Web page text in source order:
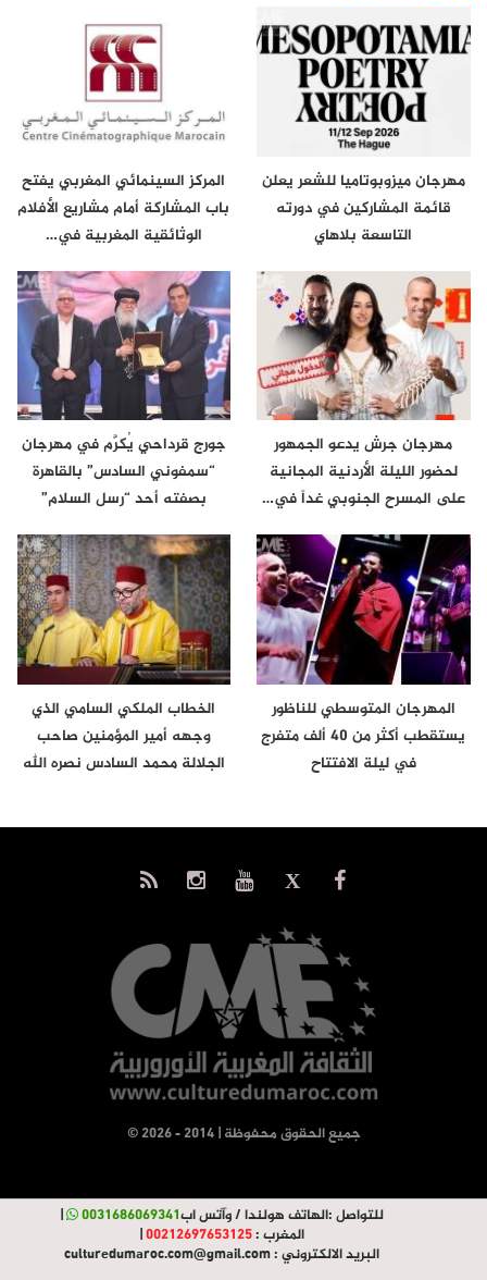
مهرجان ميزوبوتاميا للشعر يعلن
قائمة المشاركين في دورته
التاسعة بلاهاي
المركز السينمائي المغربي يفتح
باب المشاركة أمام مشاريع الأفلام
الوثائقية المغربية في…
مهرجان جرش يدعو الجمهور
لحضور الليلة الأردنية المجانية
على المسرح الجنوبي غداً في…
جورج قرداحي يُكرَّم في مهرجان
“سمفوني السادس” بالقاهرة
بصفته أحد “رسل السلام”
المهرجان المتوسطي للناظور
يستقطب أكثر من 40 ألف متفرج
في ليلة الافتتاح
الخطاب الملكي السامي الذي
وجهه أمير المؤمنين صاحب
الجلالة محمد السادس نصره الله
© جميع الحقوق محفوظة | 2014 - 2026
للتواصل :الهاتف هولندا / وآتس اب0031686069341
|
المغرب :00212697653125
|
البريد الالكتروني :culturedumaroc.com@gmail.com